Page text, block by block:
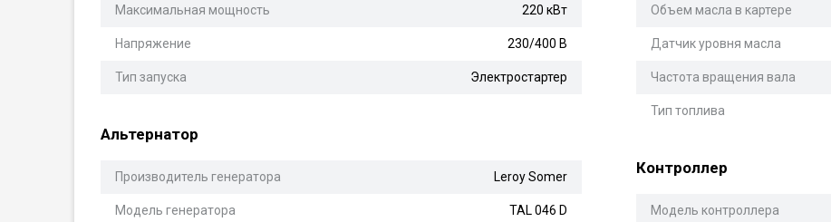
Максимальная мощность 220 кВт
Напряжение 230/400 В
Тип запуска Электростартер
Объем масла в картере
Датчик уровня масла
Частота вращения вала
Тип топлива
Альтернатор
Производитель генератора Leroy Somer
Модель генератора TAL 046 D
Контроллер
Модель контроллера